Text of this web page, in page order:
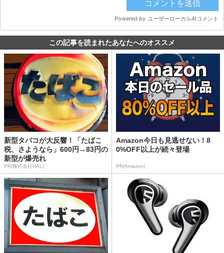
この記事を読まれたあなたへのオススメ
新型タバコが大反響！「たばこ
税、さようなら」600円→83円の
新型が爆売れ
PR(株式会社HAL)
Amazon今日も見逃せない！8
0%OFF以上が続々登場
PR(Amazon)